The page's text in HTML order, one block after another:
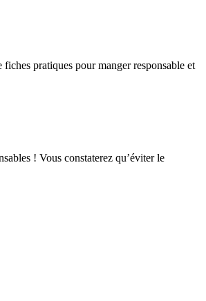
pratiques pour manger responsable et
! Vous constaterez qu’éviter le